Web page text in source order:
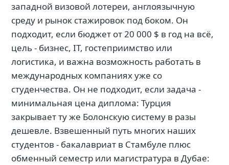
западной визовой лотереи, англоязычную
среду и рынок стажировок под боком. Он
подходит, если бюджет от 20 000 $ в год на всё,
цель - бизнес, IT, гостеприимство или
логистика, и важна возможность работать в
международных компаниях уже со
студенчества. Он не подходит, если задача -
минимальная цена диплома: Турция
закрывает ту же Болонскую систему в разы
дешевле. Взвешенный путь многих наших
студентов - бакалавриат в Стамбуле плюс
обменный семестр или магистратура в Дубае: